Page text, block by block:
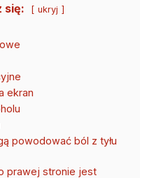
się: ukryj
ekran
powodować ból z tyłu
prawej stronie jest